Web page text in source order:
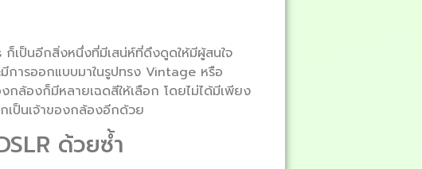
เป็นอีกสิ่งหนึ่งที่มีเสน่ห์ที่ดึงดูดให้มีผู้สนใจ
ารออกแบบมาในรูปทรง Vintage หรือ
ล้องก็มีหลายเฉดสีให้เลือก โดยไม่ได้มีเพียง
เป็นเจ้าของกล้องอีกด้วย
ด้วยซ้ำ